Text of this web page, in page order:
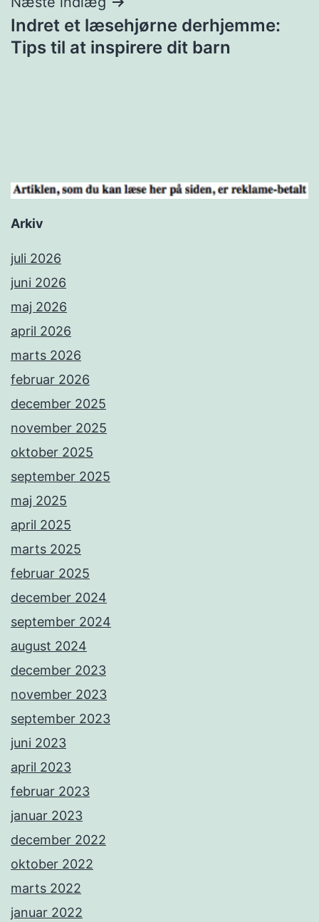
Indret et læsehjørne derhjemme:
Tips til at inspirere dit barn
Arkiv
juli 2026
juni 2026
maj 2026
april 2026
marts 2026
februar 2026
december 2025
november 2025
oktober 2025
september 2025
maj 2025
april 2025
marts 2025
februar 2025
december 2024
september 2024
august 2024
december 2023
november 2023
september 2023
juni 2023
april 2023
februar 2023
januar 2023
december 2022
oktober 2022
marts 2022
januar 2022